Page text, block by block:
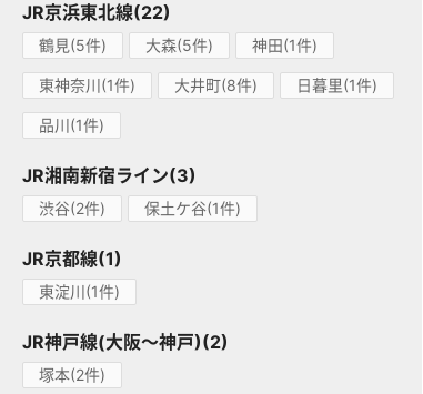
JR京浜東北線(22)
鶴見(5件) 大森(5件) 神田(1件)
東神奈川(1件) 大井町(8件) 日暮里(1件)
品川(1件)
JR湘南新宿ライン(3)
渋谷(2件) 保土ケ谷(1件)
JR京都線(1)
東淀川(1件)
JR神戸線(大阪～神戸)(2)
塚本(2件)